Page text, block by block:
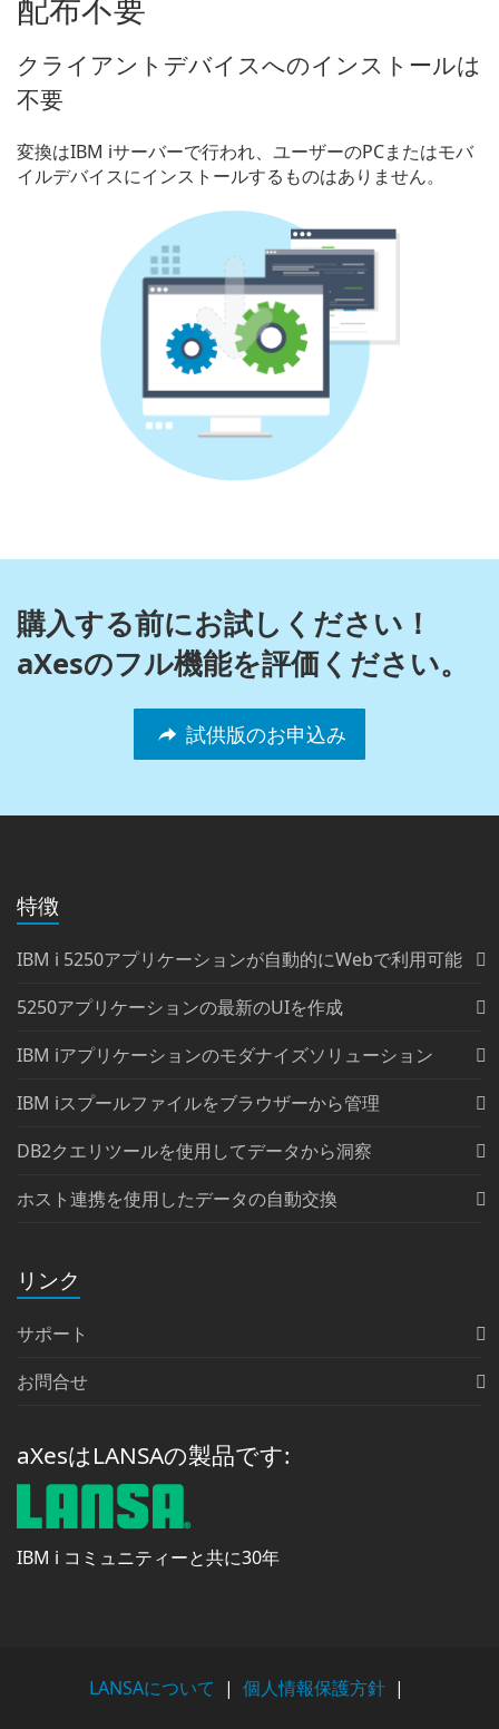
クライアントデバイスへのインストールは
不要
変換はIBM iサーバーで行われ、ユーザーのPCまたはモバ
イルデバイスにインストールするものはありません。
購入する前にお試しください！
aXesのフル機能を評価ください。
試供版のお申込み
特徴
IBM i 5250アプリケーションが自動的にWebで利用可能
5250アプリケーションの最新のUIを作成
IBM iアプリケーションのモダナイズソリューション
IBM iスプールファイルをブラウザーから管理
DB2クエリツールを使用してデータから洞察
ホスト連携を使用したデータの自動交換
リンク
サポート
お問合せ
aXesはLANSAの製品です:
IBM i コミュニティーと共に30年
LANSAについて | 個人情報保護方針 |